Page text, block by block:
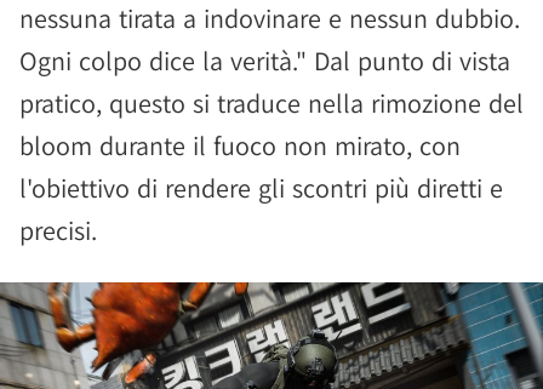
nessuna tirata a indovinare e nessun dubbio.
Ogni colpo dice la verità." Dal punto di vista
pratico, questo si traduce nella rimozione del
bloom durante il fuoco non mirato, con
l'obiettivo di rendere gli scontri più diretti e
precisi.